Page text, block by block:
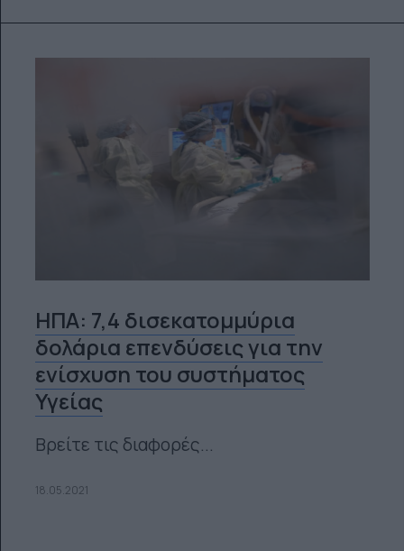
ΗΠΑ: 7,4 δισεκατομμύρια
δολάρια επενδύσεις για την
ενίσχυση του συστήματος
Υγείας
Βρείτε τις διαφορές...
18.05.2021